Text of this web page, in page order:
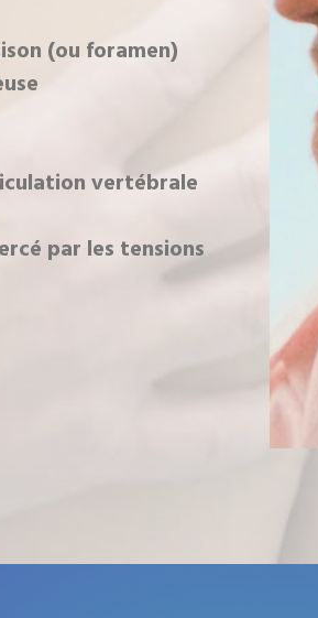
(ou foramen)
vertébrale
par les tensions